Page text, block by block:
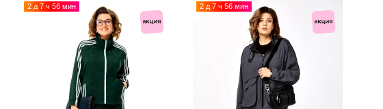
2 д 7 ч 56 мин 2 д 7 ч 56 мин